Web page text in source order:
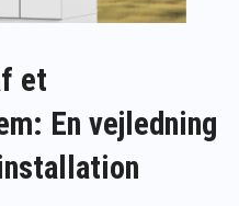
et
En vejledning